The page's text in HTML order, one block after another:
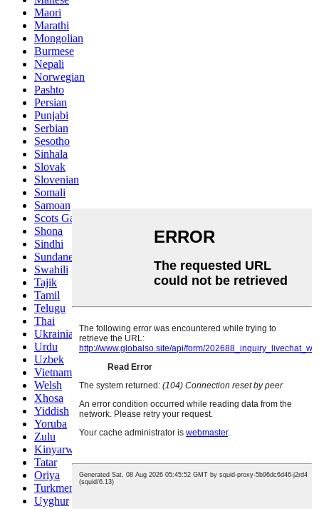
Maori
Marathi
Mongolian
Burmese
Nepali
Norwegian
Pashto
Persian
Punjabi
Serbian
Sesotho
Sinhala
Slovak
Slovenian
Somali
Samoan
Scots Gaelic
Shona
Sindhi
Sundanese
Swahili
Tajik
Tamil
Telugu
Thai
Ukrainian
Urdu
Uzbek
Vietnamese
Welsh
Xhosa
Yiddish
Yoruba
Zulu
Kinyarwanda
Tatar
Oriya
Turkmen
Uyghur